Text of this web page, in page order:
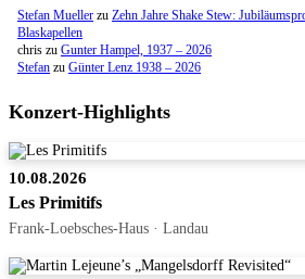
Stefan Mueller zu Zehn Jahre Shake Stew:
Blaskapellen
chris zu Gunter Hampel, 1937 – 2026
Stefan zu Günter Lenz 1938 – 2026
Konzert-Highlights
10.08.2026
Les Primitifs
Frank-Loebsches-Haus · Landau